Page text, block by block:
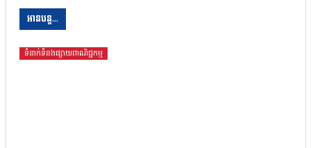
អានបន្ត...
ទំនាក់ទំនងផ្សាយពាណិជ្ជកម្ម